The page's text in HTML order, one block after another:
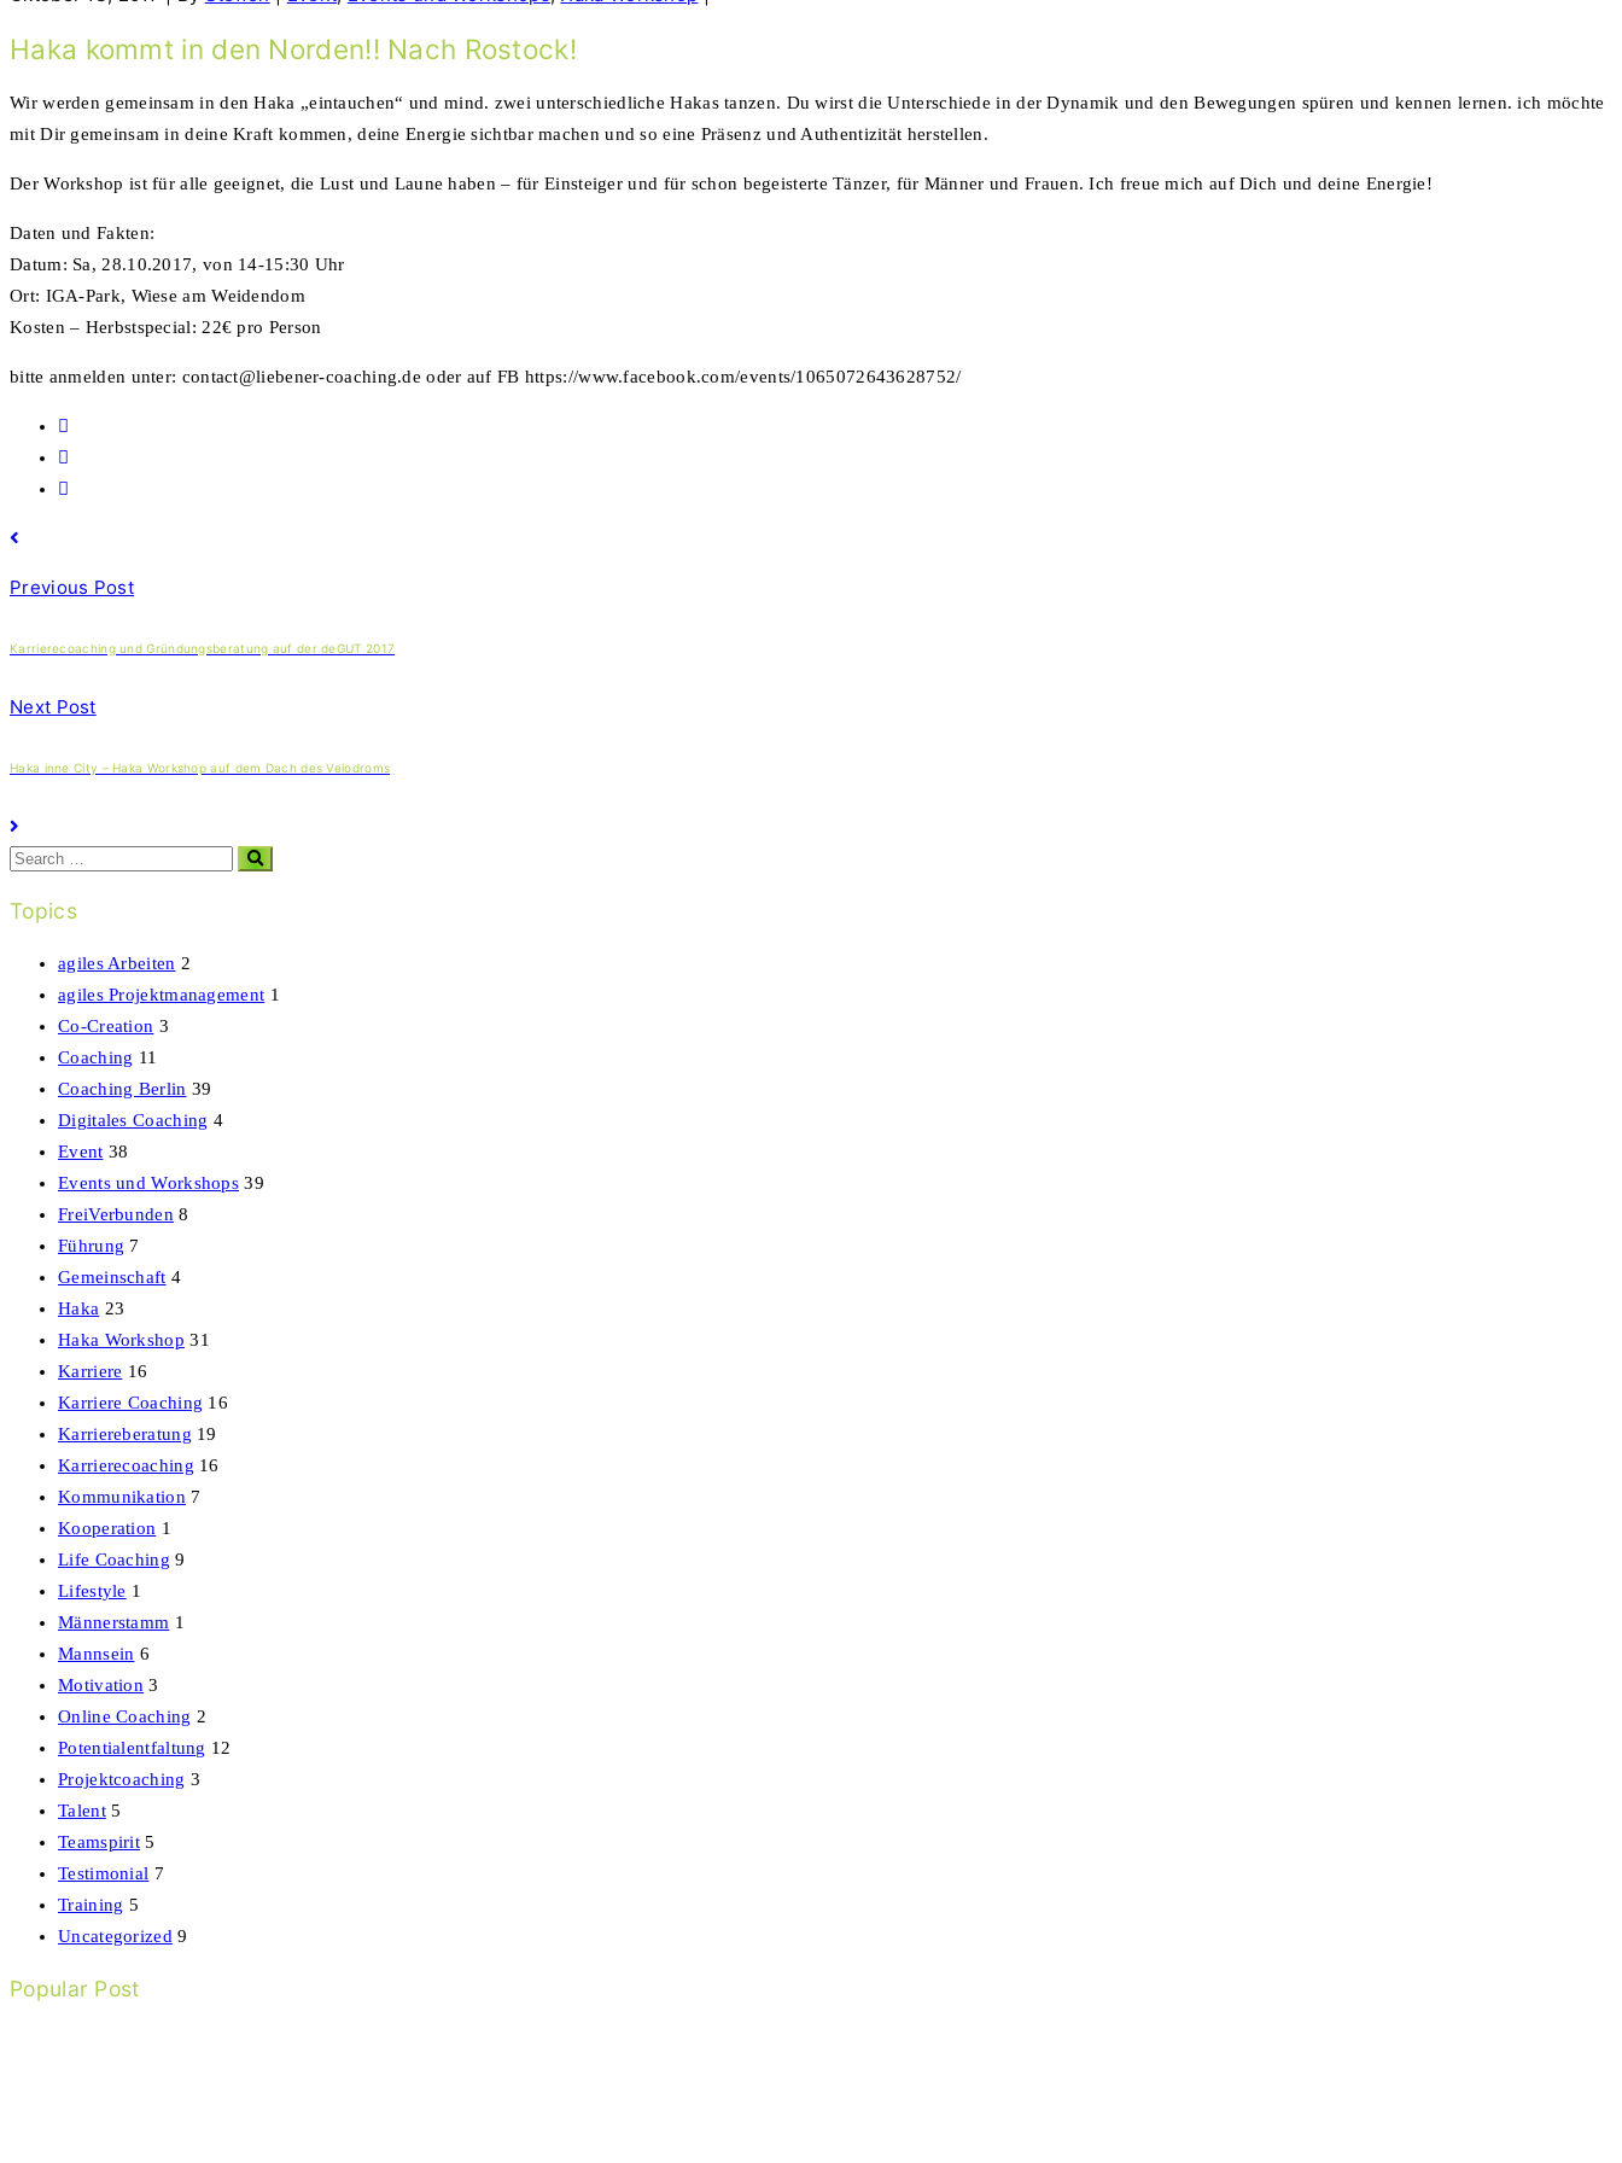
Haka kommt in den Norden!! Nach Rostock!
Wir werden gemeinsam in den Haka „eintauchen“ und mind. zwei unterschiedliche Hakas tanzen. Du wirst die Unterschiede in der Dynamik und den Bewegungen spüren und kennen lernen. ich möchte
mit Dir gemeinsam in deine Kraft kommen, deine Energie sichtbar machen und so eine Präsenz und Authentizität herstellen.
Der Workshop ist für alle geeignet, die Lust und Laune haben – für Einsteiger und für schon begeisterte Tänzer, für Männer und Frauen. Ich freue mich auf Dich und deine Energie!
Daten und Fakten:
Datum: Sa, 28.10.2017, von 14-15:30 Uhr
Ort: IGA-Park, Wiese am Weidendom
Kosten – Herbstspecial: 22€ pro Person
bitte anmelden unter: contact@liebener-coaching.de oder auf FB https://www.facebook.com/events/1065072643628752/
Previous Post
Karrierecoaching und Gründungsberatung auf der deGUT 2017
Next Post
Haka inne City – Haka Workshop auf dem Dach des Velodroms
Search
Topics
agiles Arbeiten 2
agiles Projektmanagement 1
Co-Creation 3
Coaching 11
Coaching Berlin 39
Digitales Coaching 4
Event 38
Events und Workshops 39
FreiVerbunden 8
Führung 7
Gemeinschaft 4
Haka 23
Haka Workshop 31
Karriere 16
Karriere Coaching 16
Karriereberatung 19
Karrierecoaching 16
Kommunikation 7
Kooperation 1
Life Coaching 9
Lifestyle 1
Männerstamm 1
Mannsein 6
Motivation 3
Online Coaching 2
Potentialentfaltung 12
Projektcoaching 3
Talent 5
Teamspirit 5
Testimonial 7
Training 5
Uncategorized 9
Popular Post